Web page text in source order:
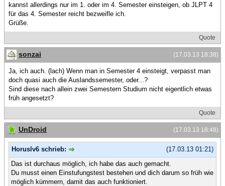
kannst allerdings nur im 1. oder im 4. Semester einsteigen, ob JLPT 4
für das 4. Semester reicht bezweifle ich.
Grüße.
Quote
(17.03.13 18:38)
sonzai
Ja, ich auch. (lach) Wenn man in Semester 4 einsteigt, verpasst man
doch quasi auch die Auslandssemester, oder...?
Sind diese nach allein zwei Semestern Studium nicht eigentlich etwas
früh angesetzt?
Quote
(17.03.13 18:48)
UnDroid
(17.03.13 01:21)
Horuslv6 schrieb:
Das ist durchaus möglich, ich habe das auch gemacht.
Du musst einen Einstufungstest bestehen und dich darum so früh wie
möglich kümmern, damit das auch funktioniert.